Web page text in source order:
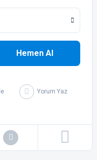
Hemen Al
Yorum Yaz